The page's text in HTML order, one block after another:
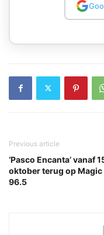
Previous article
‘Pasco Encanta’ vanaf
oktober terug op Magic
96.5